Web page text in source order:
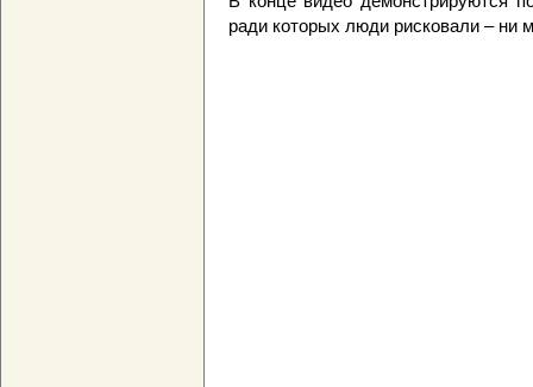
ради которых люди рисковали – ни